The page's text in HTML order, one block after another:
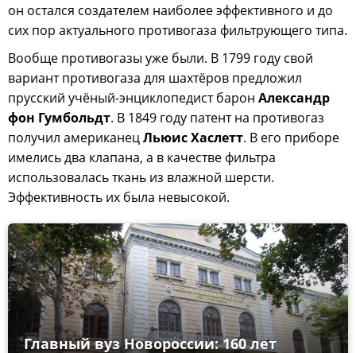
он остался создателем наиболее эффективного и до
сих пор актуального противогаза фильтрующего типа.
Вообще противогазы уже были. В 1799 году свой
вариант противогаза для шахтёров предложил
прусский учёный-энциклопедист барон Александр
фон Гумбольдт. В 1849 году патент на противогаз
получил американецЛьюис Хаслетт. В его приборе
имелись два клапана, а в качестве фильтра
использовалась ткань из влажной шерсти.
Эффективность их была невысокой.
Главный вуз Новороссии: 160 лет